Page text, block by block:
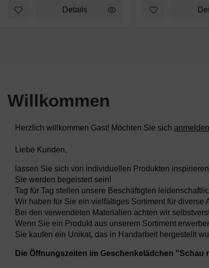
Zum Merkzettel hinzufügen: Eintrittskarte
Details Zum Merkzettel
Willkommen
Herzlich willkommen Gast! Möchten Sie sich anmelden
Liebe Kunden,
lassen Sie sich von individuellen Produkten
Sie werden begeistert sein!
Tag für Tag stellen unsere Beschäftigten
Wir haben für Sie ein vielfältiges Sortiment für
Bei den verwendeten Materialien achten wir
Wenn Sie ein Produkt aus unserem Sortiment
Sie kaufen ein Unikat, das in Handarbeit hergestellt
Die Öffnungszeiten im Geschenkelädchen "Schau